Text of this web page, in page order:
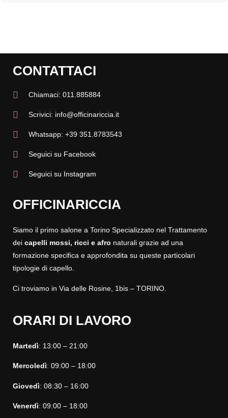
CONTATTACI
Chiamaci: 011.885884
Scrivici: info@officinariccia.it
Whatsapp: +39 351.8783543
Seguici su Facebook
Seguici su Instagram
OFFICINARICCIA
Siamo il primo salone a Torino Specializzato nel Trattamento
dei capelli mossi, ricci e afro naturali grazie ad una
formazione specifica e approfondita su queste particolari
tipologie di capello.
Ci troviamo in Via delle Rosine, 1bis – TORINO.
ORARI DI LAVORO
Martedì: 13:00 – 21:00
Mercoledì: 09:00 – 18:00
Giovedì: 08:30 – 16:00
Venerdì: 09:00 – 18:00